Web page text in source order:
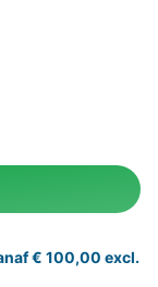
€ 100,00 excl.